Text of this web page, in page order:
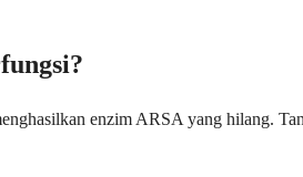
enzim ARSA yang hilang.